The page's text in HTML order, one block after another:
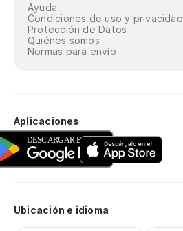
Ayuda
Condiciones de uso y privacidad
Protección de Datos
Quiénes somos
Normas para envío
Aplicaciones
Ubicación e idioma